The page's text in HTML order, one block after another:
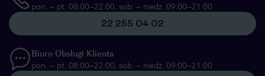
pon. – pt. 08:00–22:00, sob. – niedz. 09:00–21:00
22 255 04 02
Biuro Obsługi Klienta
pon. – pt. 08:00–22:00, sob. – niedz. 09:00–21:00